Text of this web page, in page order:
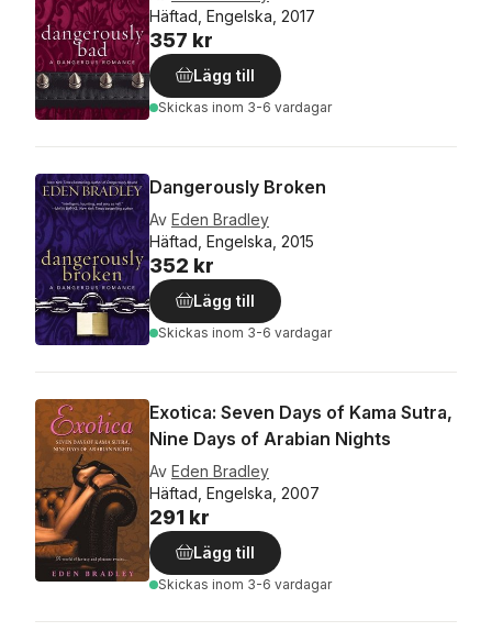
Häftad, Engelska, 2017
357 kr
Lägg till
Skickas inom 3-6 vardagar
Dangerously Broken
Av Eden Bradley
Häftad, Engelska, 2015
352 kr
Lägg till
Skickas inom 3-6 vardagar
Exotica: Seven Days of Kama Sutra,
Nine Days of Arabian Nights
Av Eden Bradley
Häftad, Engelska, 2007
291 kr
Lägg till
Skickas inom 3-6 vardagar